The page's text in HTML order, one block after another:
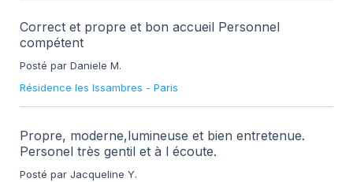
Correct et propre et bon accueil Personnel
compétent
Posté par Daniele M.
Résidence les Issambres - Paris
Propre, moderne,lumineuse et bien entretenue.
Personel très gentil et à l écoute.
Posté par Jacqueline Y.